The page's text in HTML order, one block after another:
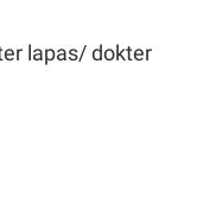
lapas/ dokter